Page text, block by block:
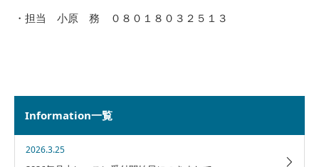
・担当 小原 務 ０８０１８０３２５１３
Information一覧
2026.3.25